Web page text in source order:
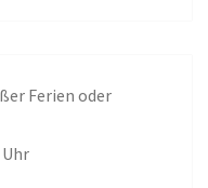
Ferien oder